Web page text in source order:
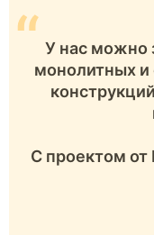
“ У нас можно
монолитных
С проектом от